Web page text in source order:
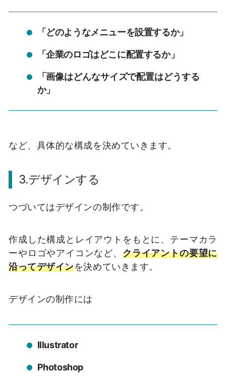
「どのようなメニューを設置するか」
「企業のロゴはどこに配置するか」
「画像はどんなサイズで配置はどうする
か」
など、具体的な構成を決めていきます。
3.デザインする
つづいてはデザインの制作です。
作成した構成とレイアウトをもとに、テーマカラ
ーやロゴやアイコンなど、 クライアントの要望に
沿ってデザインを決めていきます。
デザインの制作には
Illustrator
Photoshop